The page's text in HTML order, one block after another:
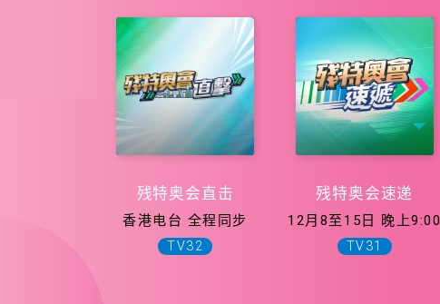
残特奥会直击
香港电台 全程同步
TV32
残特奥会速递
12月8至15日 晚上9:00
TV31